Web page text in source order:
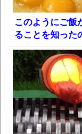
進撃の
TBS「
集でほと
ば自分た
時代の
このようにご飯
ることを知った
で……